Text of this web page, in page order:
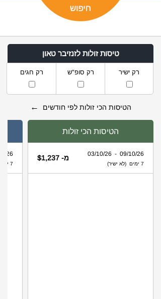
טיסות זולות לזנזיבר טאון
רק ישיר רק סופ"ש רק חגים
הטיסות הכי זולות לפי חודשים ←
הטיסות הכי זולות
09/10/26 - 03/10/26
7 ימים (לא ישיר)
מ- $1,237 03/10/26
7 ימים (לא ישיר)